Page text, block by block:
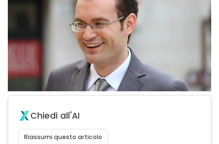
Chiedi all'AI
Riassumi questo articolo